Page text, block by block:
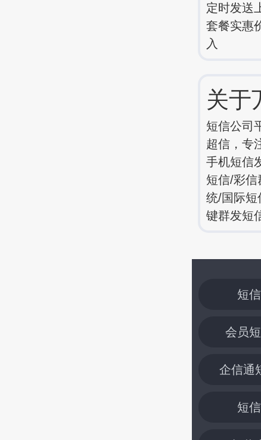
定时发送
套餐实惠
入
关于
短信公司
超信，专
手机短信
短信/彩
统/国际短
键群发短
短
会员
企信通
短